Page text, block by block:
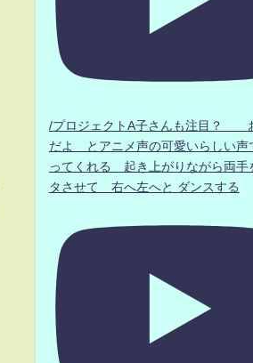
/プロジェクトA子さんも注目？
だよ とアニメ声の可愛いらしい声
ってくれる 起き上がりながら両手
タさせて 右へ左へと ダンスする